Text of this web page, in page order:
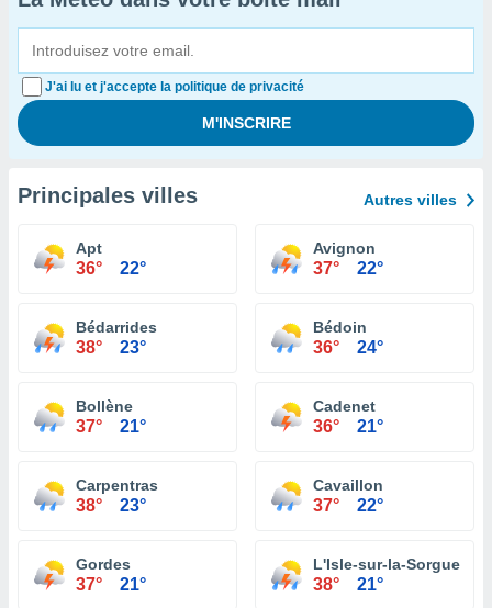
J'ai lu et j'accepte la politique de privacité
Principales villes Autres villes
Apt
36° 22°
Avignon
37° 22°
Bédarrides
38° 23°
Bédoin
36° 24°
Bollène
37° 21°
Cadenet
36° 21°
Carpentras
38° 23°
Cavaillon
37° 22°
Gordes
37° 21°
L'Isle-sur-la-Sorgue
38° 21°